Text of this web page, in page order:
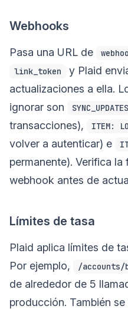
Webhooks
Pasa una URL de
link_token
y Plaid
actualizaciones a ella.
ignorar son
transacciones),
ITEM:
volver a autenticar) e
permanente). Verifica
webhook antes de
Límites de tasa
Plaid aplica límites de
Por ejemplo,
/accounts/
de alrededor de 5
producción. También